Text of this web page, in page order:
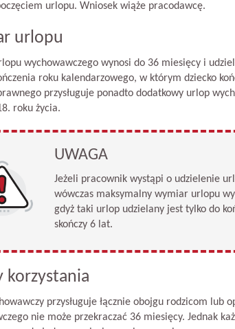
urlopu. Wniosek wiąże pracodawcę.
urlopu
wychowawczego wynosi do 36 miesięcy i
roku kalendarzowego, w którym dziecko
przysługuje ponadto dodatkowy urlop
roku życia.
UWAGA
Jeżeli pracownik wystąpi o udzielenie
wówczas maksymalny wymiar urlopu
gdyż taki urlop udzielany jest tylko do
skończy 6 lat.
korzystania
przysługuje łącznie obojgu rodzicom lub
nie może przekraczać 36 miesięcy. Jednak